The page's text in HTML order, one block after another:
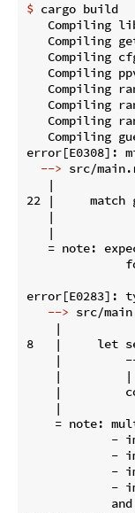
$ cargo build
Compiling
Compiling
Compiling
Compiling
Compiling
Compiling
Compiling
Compiling
  -->
src/
   |
22 |     match
|
   |
= note:
   -->
src/
    |
8   |     let
|
    |         |
|
    |
= note:
-
-
-
-